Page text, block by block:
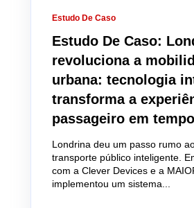
Estudo De Caso
Estudo De Caso:
revoluciona a
urbana: tecnologia
transforma a
passageiro em
Londrina deu um passo rumo
transporte público inteligente.
com a Clever Devices e a
implementou um sistema...